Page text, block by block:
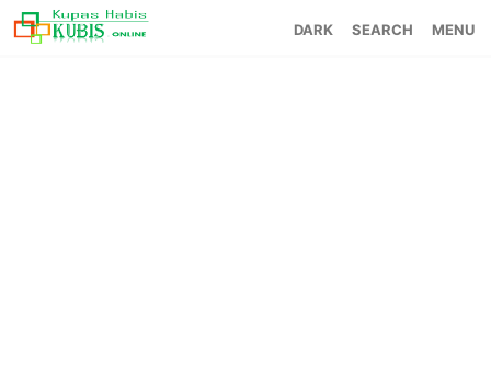
SEARCH MENU